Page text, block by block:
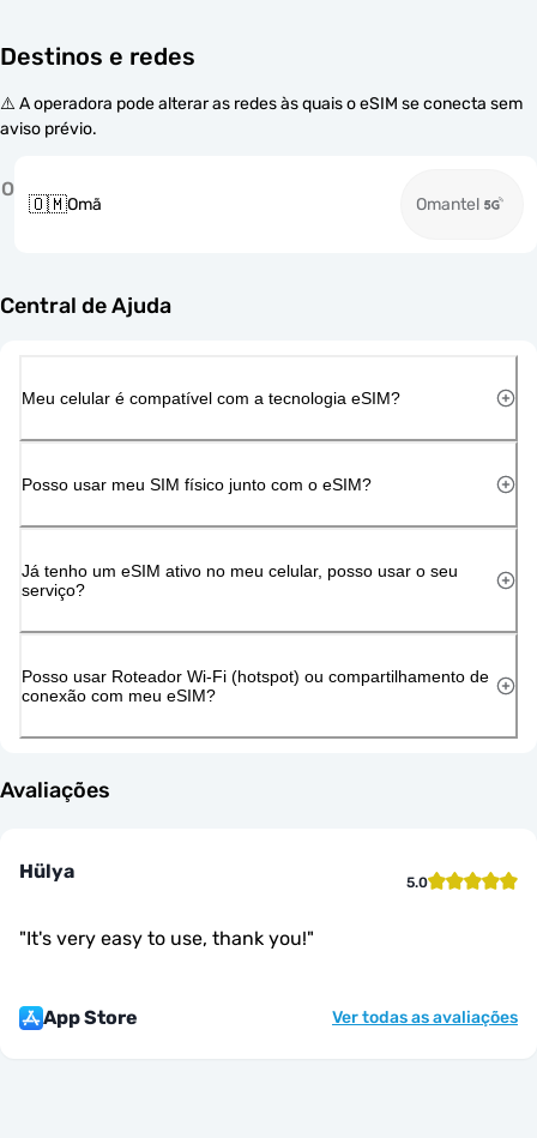
Destinos e redes
⚠️ A operadora pode alterar as redes às quais o eSIM se conecta sem
aviso prévio.
O
🇴🇲Omã Omantel
Central de Ajuda
Meu celular é compatível com a tecnologia eSIM?
Posso usar meu SIM físico junto com o eSIM?
Já tenho um eSIM ativo no meu celular, posso usar o seu
serviço?
Posso usar Roteador Wi-Fi (hotspot) ou compartilhamento de
conexão com meu eSIM?
Avaliações
Hülya 5.0
"It's very easy to use, thank you!"
App Store Ver todas as avaliações